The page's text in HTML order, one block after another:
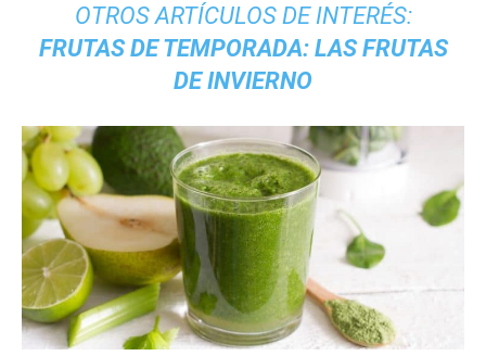
OTROS ARTÍCULOS DE INTERÉS:
FRUTAS DE TEMPORADA: LAS FRUTAS
DE INVIERNO